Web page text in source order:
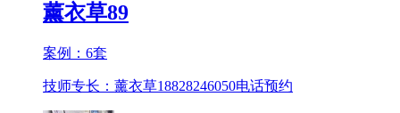
薰衣草89
案例： 6套
技师专长：薰衣草18828246050电话预约